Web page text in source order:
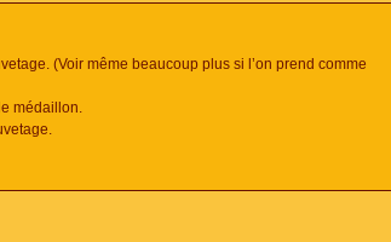
(Voir même beaucoup plus si l’on prend comme
médaillon.